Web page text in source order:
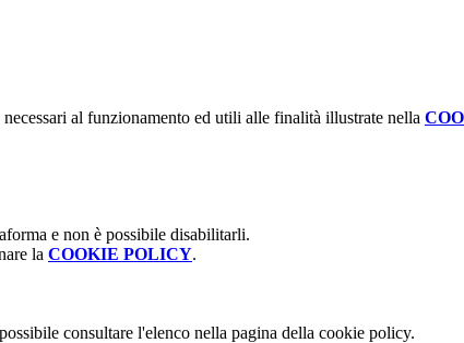
al funzionamento ed utili alle finalità illustrate nella
e non è possibile disabilitarli.
la COOKIE POLICY.
consultare l'elenco nella pagina della cookie policy.